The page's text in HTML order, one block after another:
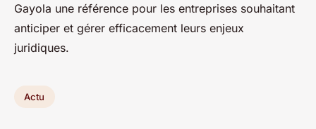
Gayola une référence pour les entreprises souhaitant
anticiper et gérer efficacement leurs enjeux
juridiques.
Actu